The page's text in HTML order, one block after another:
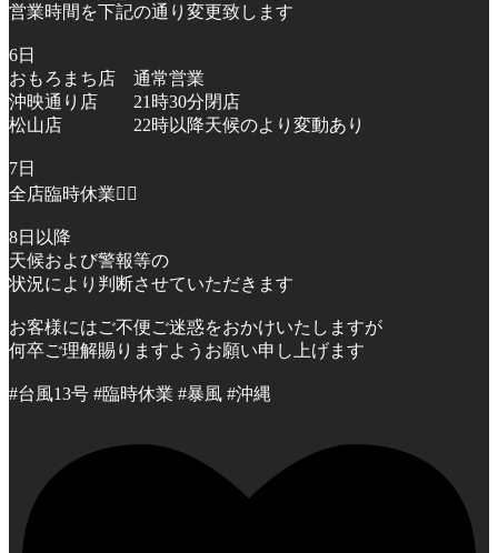
営業時間を下記の通り変更致します
6日
おもろまち店 通常営業
沖映通り店 21時30分閉店
松山店 22時以降天候のより変動あり
7日
全店臨時休業🙇‍♂️
8日以降
天候および警報等の
状況により判断させていただきます
お客様にはご不便ご迷惑をおかけいたしますが
何卒ご理解賜りますようお願い申し上げます
#台風13号 #臨時休業 #暴風 #沖縄